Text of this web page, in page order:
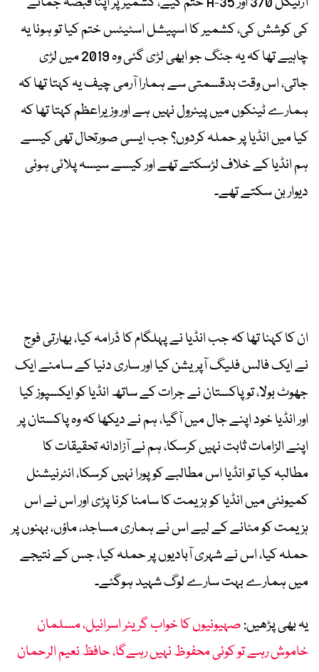
کی کوشش کی، کشمیر کا اسپیشل اسٹیٹس ختم کیا تو ہونا یہ
چاہیے تھا کہ یہ جنگ جو ابھی لڑی گئی وہ 2019 میں لڑی
جاتی، اس وقت بدقسمتی سے ہمارا آرمی چیف یہ کہتا تھا کہ
ہمارے ٹینکوں میں پیٹرول نہیں ہے اور وزیراعظم کہتا تھا کہ
کیا میں انڈیا پر حملہ کردوں؟ جب ایسی صورتحال تھی کیسے
ہم انڈیا کے خلاف لڑسکتے تھے اور کیسے سیسہ پلائی ہوئی
دیوار بن سکتے تھے۔
ان کا کہنا تھا کہ جب انڈیا نے پہلگام کا ڈرامہ کیا، بھارتی فوج
نے ایک فالس فلیگ آپریشن کیا اور ساری دنیا کے سامنے ایک
جھوٹ بولا، تو پاکستان نے جرات کے ساتھ انڈیا کو ایکسپوز کیا
اور انڈیا خود اپنے جال میں آگیا، ہم نے دیکھا کہ وہ پاکستان پر
اپنے الزامات ثابت نہیں کرسکا، ہم نے آزادانہ تحقیقات کا
مطالبہ کیا تو انڈیا اس مطالبے کو پورا نہیں کرسکا، انٹرنیشنل
کمیونٹی میں انڈیا کو ہزیمت کا سامنا کرنا پڑی اور اس نے اس
ہزیمت کو مٹانے کے لیے اس نے ہماری مساجد، ماؤں، بہنوں پر
حملہ کیا، اس نے شہری آبادیوں پر حملہ کیا، جس کے نتیجے
میں ہمارے بہت سارے لوگ شہید ہوگئے۔
یہ بھی پڑھیں:صہیونیوں کا خواب گریٹر اسرائیل، مسلمان
خاموش رہے تو کوئی محفوظ نہیں رہےگا، حافظ نعیم الرحمان